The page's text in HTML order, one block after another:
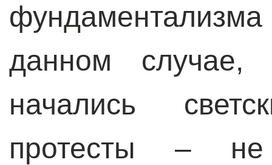
данном
начались
протесты – не